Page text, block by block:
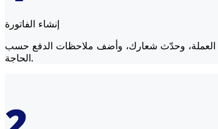
إنشاء الفاتورة
حدد العملة، وحدّث شعارك، وأضف ملاحظات الدفع حسب
الحاجة.